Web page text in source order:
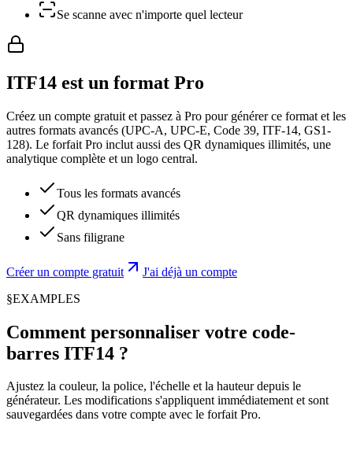
Se scanne avec n'importe quel lecteur
ITF14 est un format Pro
Créez un compte gratuit et passez à Pro pour générer ce format et les
autres formats avancés (UPC-A, UPC-E, Code 39, ITF-14, GS1-
128). Le forfait Pro inclut aussi des QR dynamiques illimités, une
analytique complète et un logo central.
Tous les formats avancés
QR dynamiques illimités
Sans filigrane
Créer un compte gratuit
J'ai déjà un compte
§EXAMPLES
Comment personnaliser votre code-
barres ITF14 ?
Ajustez la couleur, la police, l'échelle et la hauteur depuis le
générateur. Les modifications s'appliquent immédiatement et sont
sauvegardées dans votre compte avec le forfait Pro.